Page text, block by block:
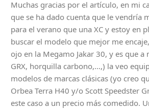
Muchas gracias por el artículo, en mi
que se ha dado cuenta que le vendría
para el verano que una XC y estoy en
buscar el modelo que mejor me
ojo en la Megamo Jakar 30, y es que
GRX, horquilla carbono,…,) la veo
modelos de marcas clásicas (yo creo
Orbea Terra H40 y/o Scott Speedster
este caso a un precio más comedido.